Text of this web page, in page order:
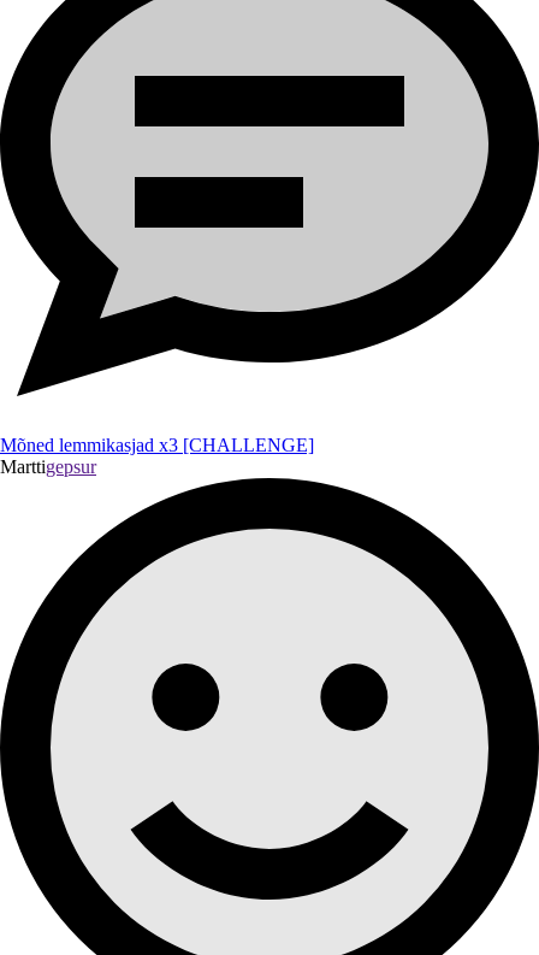
Mõned lemmikasjad x3 [CHALLENGE]
Marttigepsur